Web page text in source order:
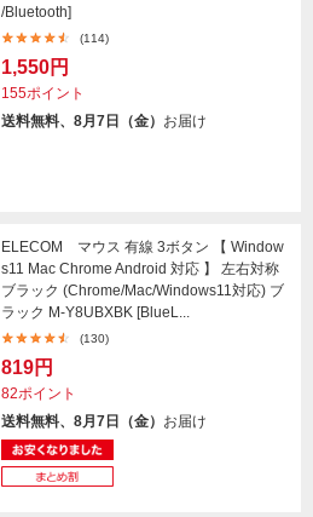
/Bluetooth]
(114)
1,550円
155ポイント
送料無料、8月7日（金） お届け
ELECOM マウス 有線 3ボタン 【 Window
s11 Mac Chrome Android 対応 】 左右対称
ブラック (Chrome/Mac/Windows11対応) ブ
ラック M-Y8UBXBK [BlueL...
(130)
819円
82ポイント
送料無料、8月7日（金） お届け